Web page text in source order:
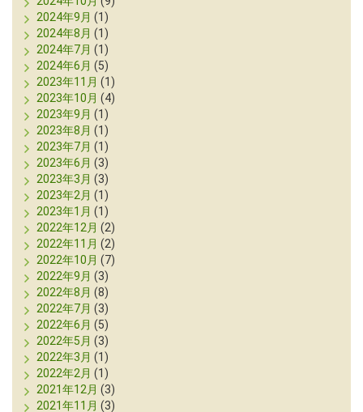
2024年9月 (1)
2024年8月 (1)
2024年7月 (1)
2024年6月 (5)
2023年11月 (1)
2023年10月 (4)
2023年9月 (1)
2023年8月 (1)
2023年7月 (1)
2023年6月 (3)
2023年3月 (3)
2023年2月 (1)
2023年1月 (1)
2022年12月 (2)
2022年11月 (2)
2022年10月 (7)
2022年9月 (3)
2022年8月 (8)
2022年7月 (3)
2022年6月 (5)
2022年5月 (3)
2022年3月 (1)
2022年2月 (1)
2021年12月 (3)
2021年11月 (3)